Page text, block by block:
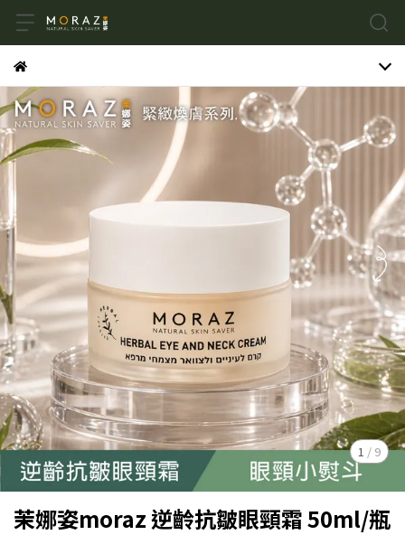
1 / 9
茉娜姿moraz 逆齡抗皺眼頸霜 50ml/瓶